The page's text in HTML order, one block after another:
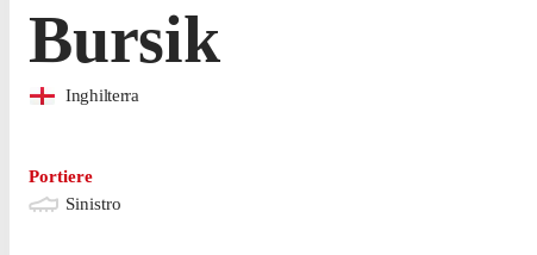
Bursik
Inghilterra
Portiere
Sinistro